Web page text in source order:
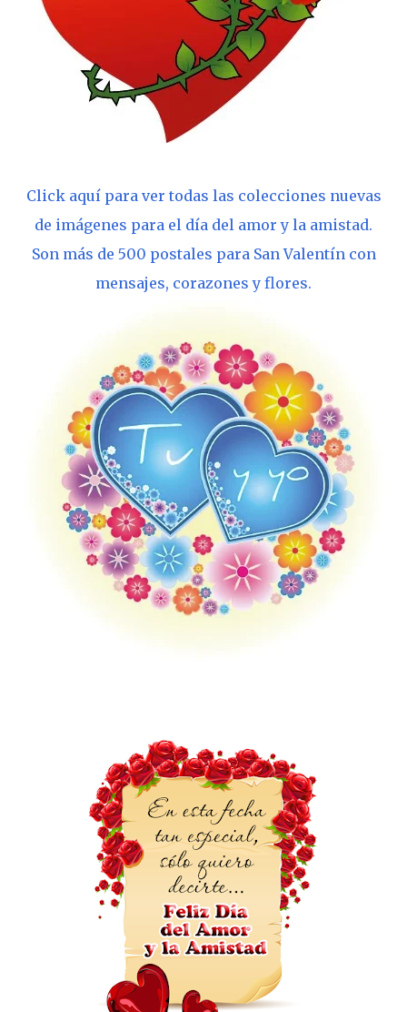
Click aquí para ver todas las colecciones nuevas
de imágenes para el día del amor y la amistad.
Son más de 500 postales para San Valentín con
mensajes, corazones y flores.